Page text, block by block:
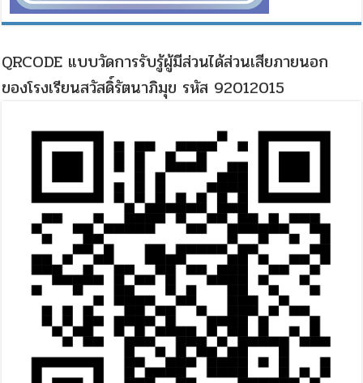
QRCODE แบบวัดการรับรู้ผู้มีส่วนได้ส่วนเสียภายนอก
ของโรงเรียนสวัสดิ์รัตนาภิมุข รหัส 92012015